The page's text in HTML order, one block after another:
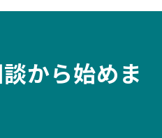
から始めま